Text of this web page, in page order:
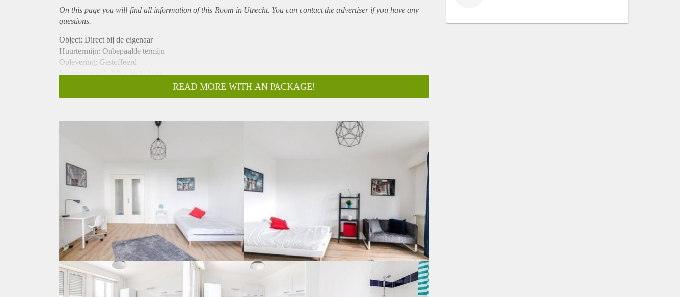
On this page you will find all information of this Room in Utrecht. You can contact the advertiser if you have any
questions.
Object: Direct bij de eigenaar
Huurtermijn: Onbepaalde termijn
Oplevering: Gestoffeerd
Inkomen eis: Ja 3,0 x bruto huur
Borg: 1 maand
Huisgenoten: Nee
Geslacht huisgenoten: N.v.t.
READ MORE WITH AN PACKAGE!